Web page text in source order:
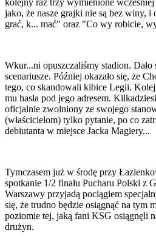
kolejny raz trzy wymienione wcześniej
jako, że nasze grajki nie są bez winy, i
grać, k... mać" oraz "Co wy robicie,
Wkur...ni opuszczaliśmy stadion. Dało
scenariusze. Później okazało się, że
tego, co skandowali kibice Legii.
mu hasła pod jego adresem.
oficjalnie zwolniony ze swojego
(właścicielom) tylko pytanie, po co
debiutanta w miejsce Jacka Magiery...
Tymczasem już w środę przy
spotkanie 1/2 finału Pucharu Polski z
Warszawy przyjadą pociągiem
się, że trudno będzie osiągnąć na tym
poziomie tej, jaką fani KSG osiągnęli
drużyn.